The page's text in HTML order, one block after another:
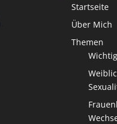
Startseite
Über Mich
Themen